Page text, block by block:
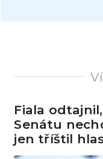
Fiala
Senátu
jen tříštil